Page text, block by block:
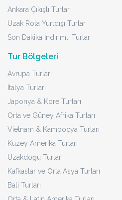
Ankara Çıkışlı Turlar
Uzak Rota Yurtdışı Turlar
Son Dakika İndirimli Turlar
Tur Bölgeleri
Avrupa Turları
İtalya Turları
Japonya & Kore Turları
Orta ve Güney Afrika Turları
Vietnam & Kamboçya Turları
Kuzey Amerika Turları
Uzakdoğu Turları
Kafkaslar ve Orta Asya Turları
Bali Turları